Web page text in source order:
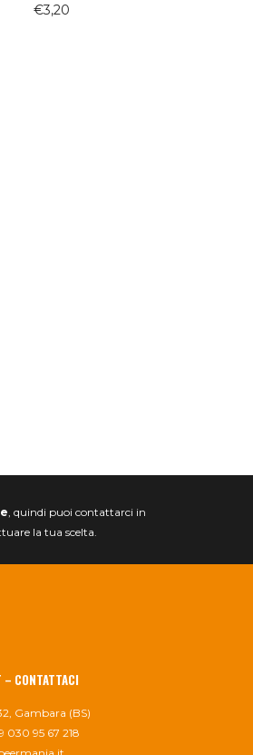
€3,20
, quindi puoi contattarci in
la tua scelta.
– CONTATTACI
Gambara (BS)
030 95 67 218